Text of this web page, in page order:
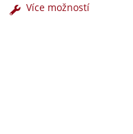
Více možností